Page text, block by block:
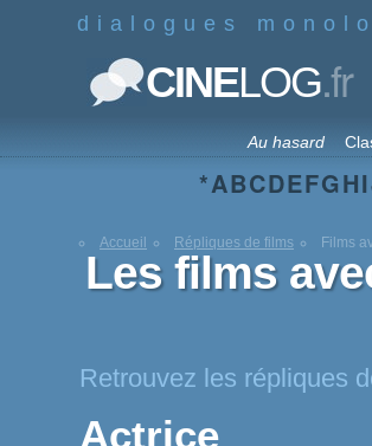
dialogues
CINELOG.fr
Au hasard
*ABCDEFGHI
Accueil Répliques de films Films
Les films
Retrouvez les répliques
Actrice